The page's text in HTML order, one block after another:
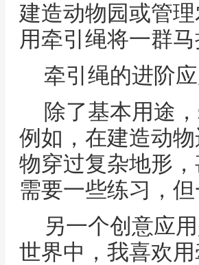
建造动物园或管
用牵引绳将一群
牵引绳的进阶
除了基本用途
例如，在建造动
物穿过复杂地形
需要一些练习，
另一个创意应
世界中，我喜欢